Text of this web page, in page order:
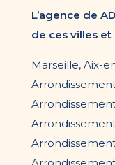
L’agence de
de ces villes et
Marseille, Aix-